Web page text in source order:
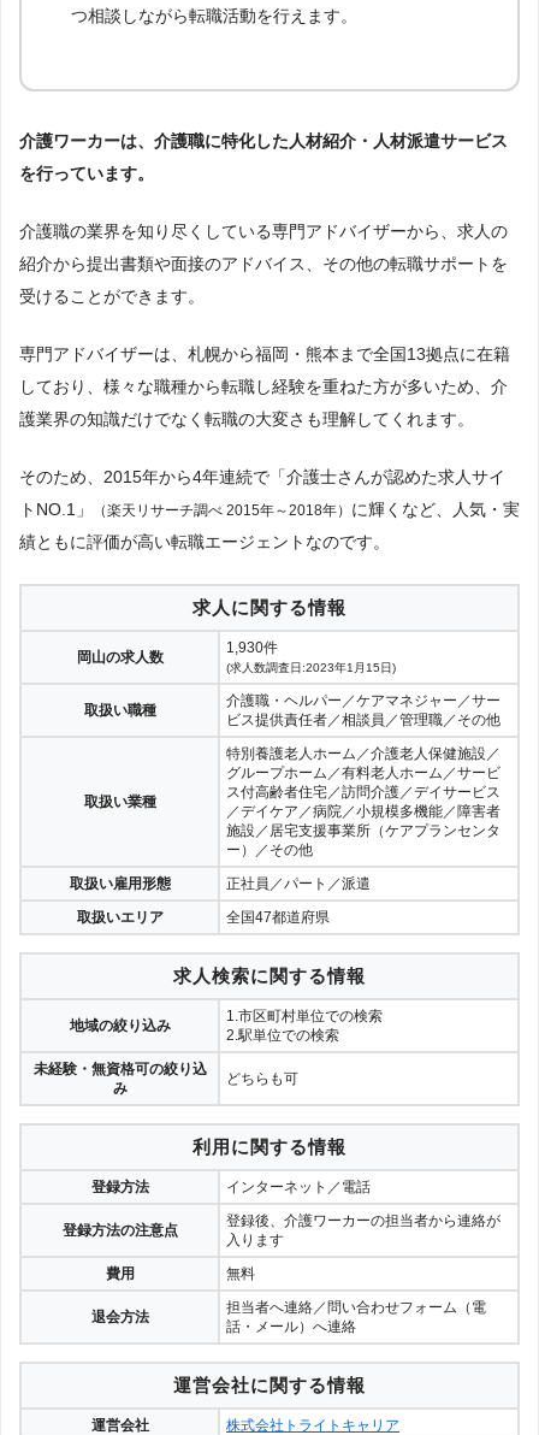
つ相談しながら転職活動を行えます。
介護ワーカーは、介護職に特化した人材紹介・人材派遣サービス
を行っています。
介護職の業界を知り尽くしている専門アドバイザーから、求人の
紹介から提出書類や面接のアドバイス、その他の転職サポートを
受けることができます。
専門アドバイザーは、札幌から福岡・熊本まで全国13拠点に在籍
しており、様々な職種から転職し経験を重ねた方が多いため、介
護業界の知識だけでなく転職の大変さも理解してくれます。
そのため、2015年から4年連続で「介護士さんが認めた求人サイ
トNO.1」
（楽天リサーチ調べ 2015年～2018年） に輝くなど、人気・実
績ともに評価が高い転職エージェントなのです。
求人に関する情報
岡山の求人数
1,930件
(求人数調査日:2023年1月15日)
取扱い職種
介護職・ヘルパー／ケアマネジャー／サー
ビス提供責任者／相談員／管理職／その他
取扱い業種
特別養護老人ホーム／介護老人保健施設／
グループホーム／有料老人ホーム／サービ
ス付高齢者住宅／訪問介護／デイサービス
／デイケア／病院／小規模多機能／障害者
施設／居宅支援事業所（ケアプランセンタ
ー）／その他
取扱い雇用形態
正社員／パート／派遣
取扱いエリア
全国47都道府県
求人検索に関する情報
地域の絞り込み
1.市区町村単位での検索
2.駅単位での検索
未経験・無資格可の絞り込
み
どちらも可
利用に関する情報
登録方法 インターネット／電話
登録方法の注意点
登録後、介護ワーカーの担当者から連絡が
入ります
費用
無料
退会方法
担当者へ連絡／問い合わせフォーム（電
話・メール）へ連絡
運営会社に関する情報
運営会社 株式会社トライトキャリア